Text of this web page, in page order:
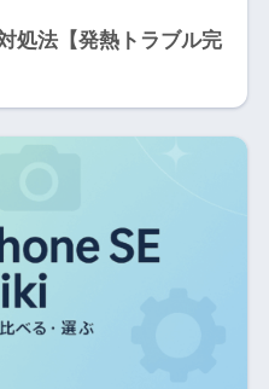
処法【発熱トラブル完